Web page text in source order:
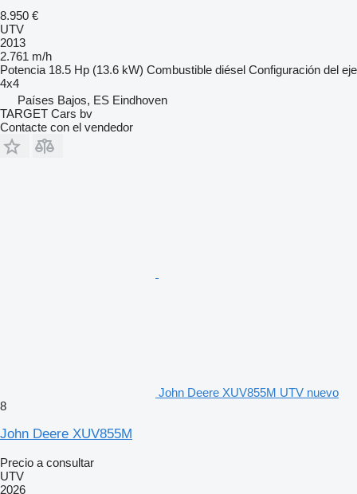
8.950 €
UTV
2013
2.761 m/h
Potencia 18.5 Hp (13.6 kW) Combustible diésel Configuración del eje
4x4
Países Bajos, ES Eindhoven
TARGET Cars bv
Contacte con el vendedor
John Deere XUV855M UTV nuevo
8
John Deere XUV855M
Precio a consultar
UTV
2026